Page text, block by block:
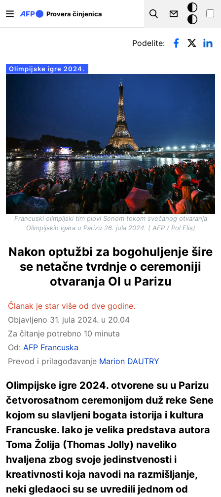
Provera činjenica
Search
Tamna
pozadina
Примарни табови
Olimpijske igre 2024.
Podelite:
Francuski olimpijski tim plovi Senom tokom svečanog otvaranja
Olimpijskih igara u Parizu 26. jula 2024. ( AFP / Pol Elis)
Nakon optužbi za bogohuljenje šire
se netačne tvrdnje o ceremoniji
otvaranja OI u Parizu
Članak je star više od dve godine.
Objavljeno 31. jula 2024. u 20.04
Za čitanje potrebno 10 minuta
Od: AFP Francuska
Prevod i prilagođavanje Marion DAUTRY
Olimpijske igre 2024. otvorene su u Parizu
četvorosatnom ceremonijom duž reke Sene
kojom su slavljeni bogata istorija i kultura
Francuske. Iako je velika predstava autora
Toma Žolija (Thomas Jolly) naveliko
hvaljena zbog svoje jedinstvenosti i
kreativnosti koja navodi na razmišljanje,
neki gledaoci su se uvredili jednom od